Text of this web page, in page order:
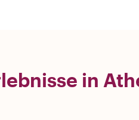
in